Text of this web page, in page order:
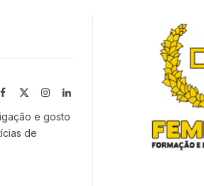
Facebook InstagramLinkedIn
e gosto
de